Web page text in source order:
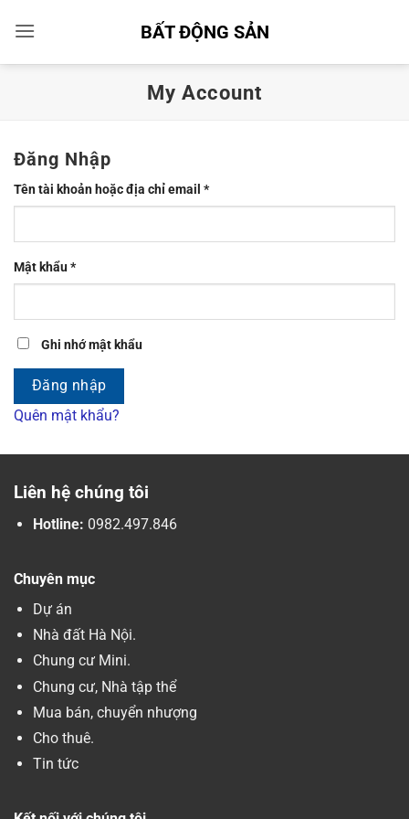
qua
BẤT ĐỘNG SẢN
My Account
Đăng Nhập
Tên tài khoản hoặc địa chỉ email *Bắt
buộc
Mật khẩu*Bắt
buộc
Ghi nhớ mật khẩu
Đăng nhập
Quên mật khẩu?
Liên hệ chúng tôi
Hotline: 0982.497.846
Chuyên mục
Dự án
Nhà đất Hà Nội.
Chung cư Mini.
Chung cư, Nhà tập thể
Mua bán, chuyển nhượng
Cho thuê.
Tin tức